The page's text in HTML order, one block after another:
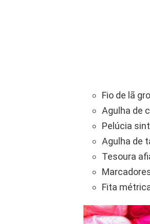
Fio de lã
Agulha de
Pelúcia
Agulha de
Tesoura
Fita